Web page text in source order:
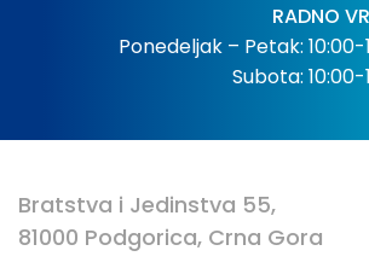
RADNO
Ponedeljak – Petak: 10:00-
Subota: 10:00-
Bratstva i Jedinstva 55,
81000 Podgorica, Crna Gora